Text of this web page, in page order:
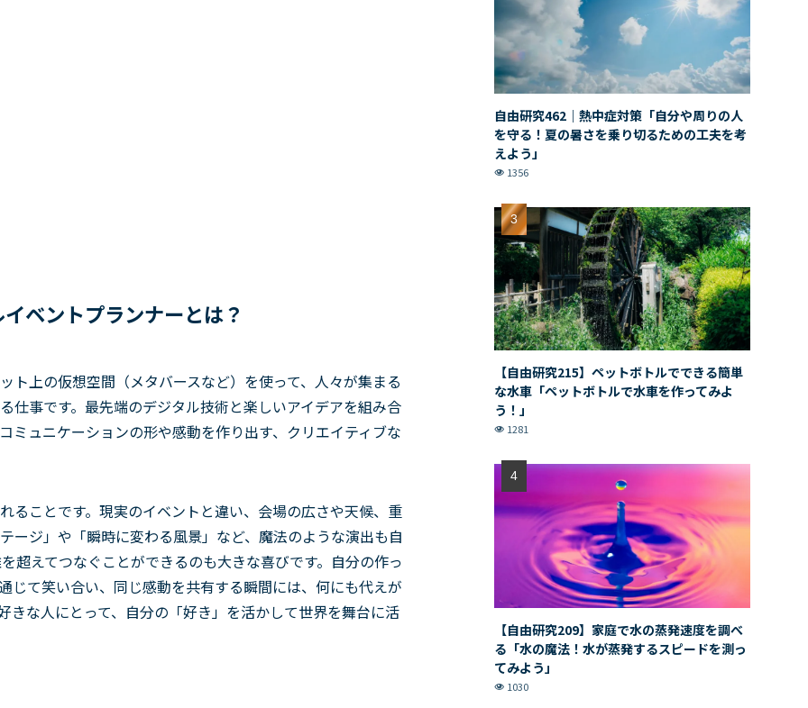
ベントプランナーとは？
ト上の仮想空間（メタバースなど）を使って、人々が集まる
仕事です。最先端のデジタル技術と楽しいアイデアを組み合
ミュニケーションの形や感動を作り出す、クリエイティブな
ることです。現実のイベントと違い、会場の広さや天候、重
ージ」や「瞬時に変わる風景」など、魔法のような演出も自
超えてつなぐことができるのも大きな喜びです。自分の作っ
じて笑い合い、同じ感動を共有する瞬間には、何にも代えが
きな人にとって、自分の「好き」を活かして世界を舞台に活
自由研究462｜熱中症対策「自分や周りの人
を守る！夏の暑さを乗り切るための工夫を考
えよう」
1356
【自由研究215】ペットボトルでできる簡単
な水車「ペットボトルで水車を作ってみよ
う！」
1281
【自由研究209】家庭で水の蒸発速度を調べ
る「水の魔法！水が蒸発するスピードを測っ
てみよう」
1030